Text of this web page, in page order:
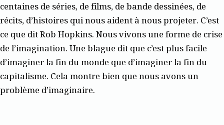
centaines de séries, de films, de bande dessinées, de
récits, d’histoires qui nous aident à nous projeter. C’est
ce que dit Rob Hopkins. Nous vivons une forme de crise
de l’imagination. Une blague dit que c’est plus facile
d’imaginer la fin du monde que d’imaginer la fin du
capitalisme. Cela montre bien que nous avons un
problème d’imaginaire.